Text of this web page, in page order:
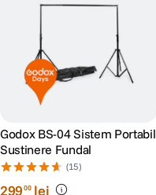
Godox BS-04 Sistem Portabil
Sustinere Fundal
(15)
29900 lei